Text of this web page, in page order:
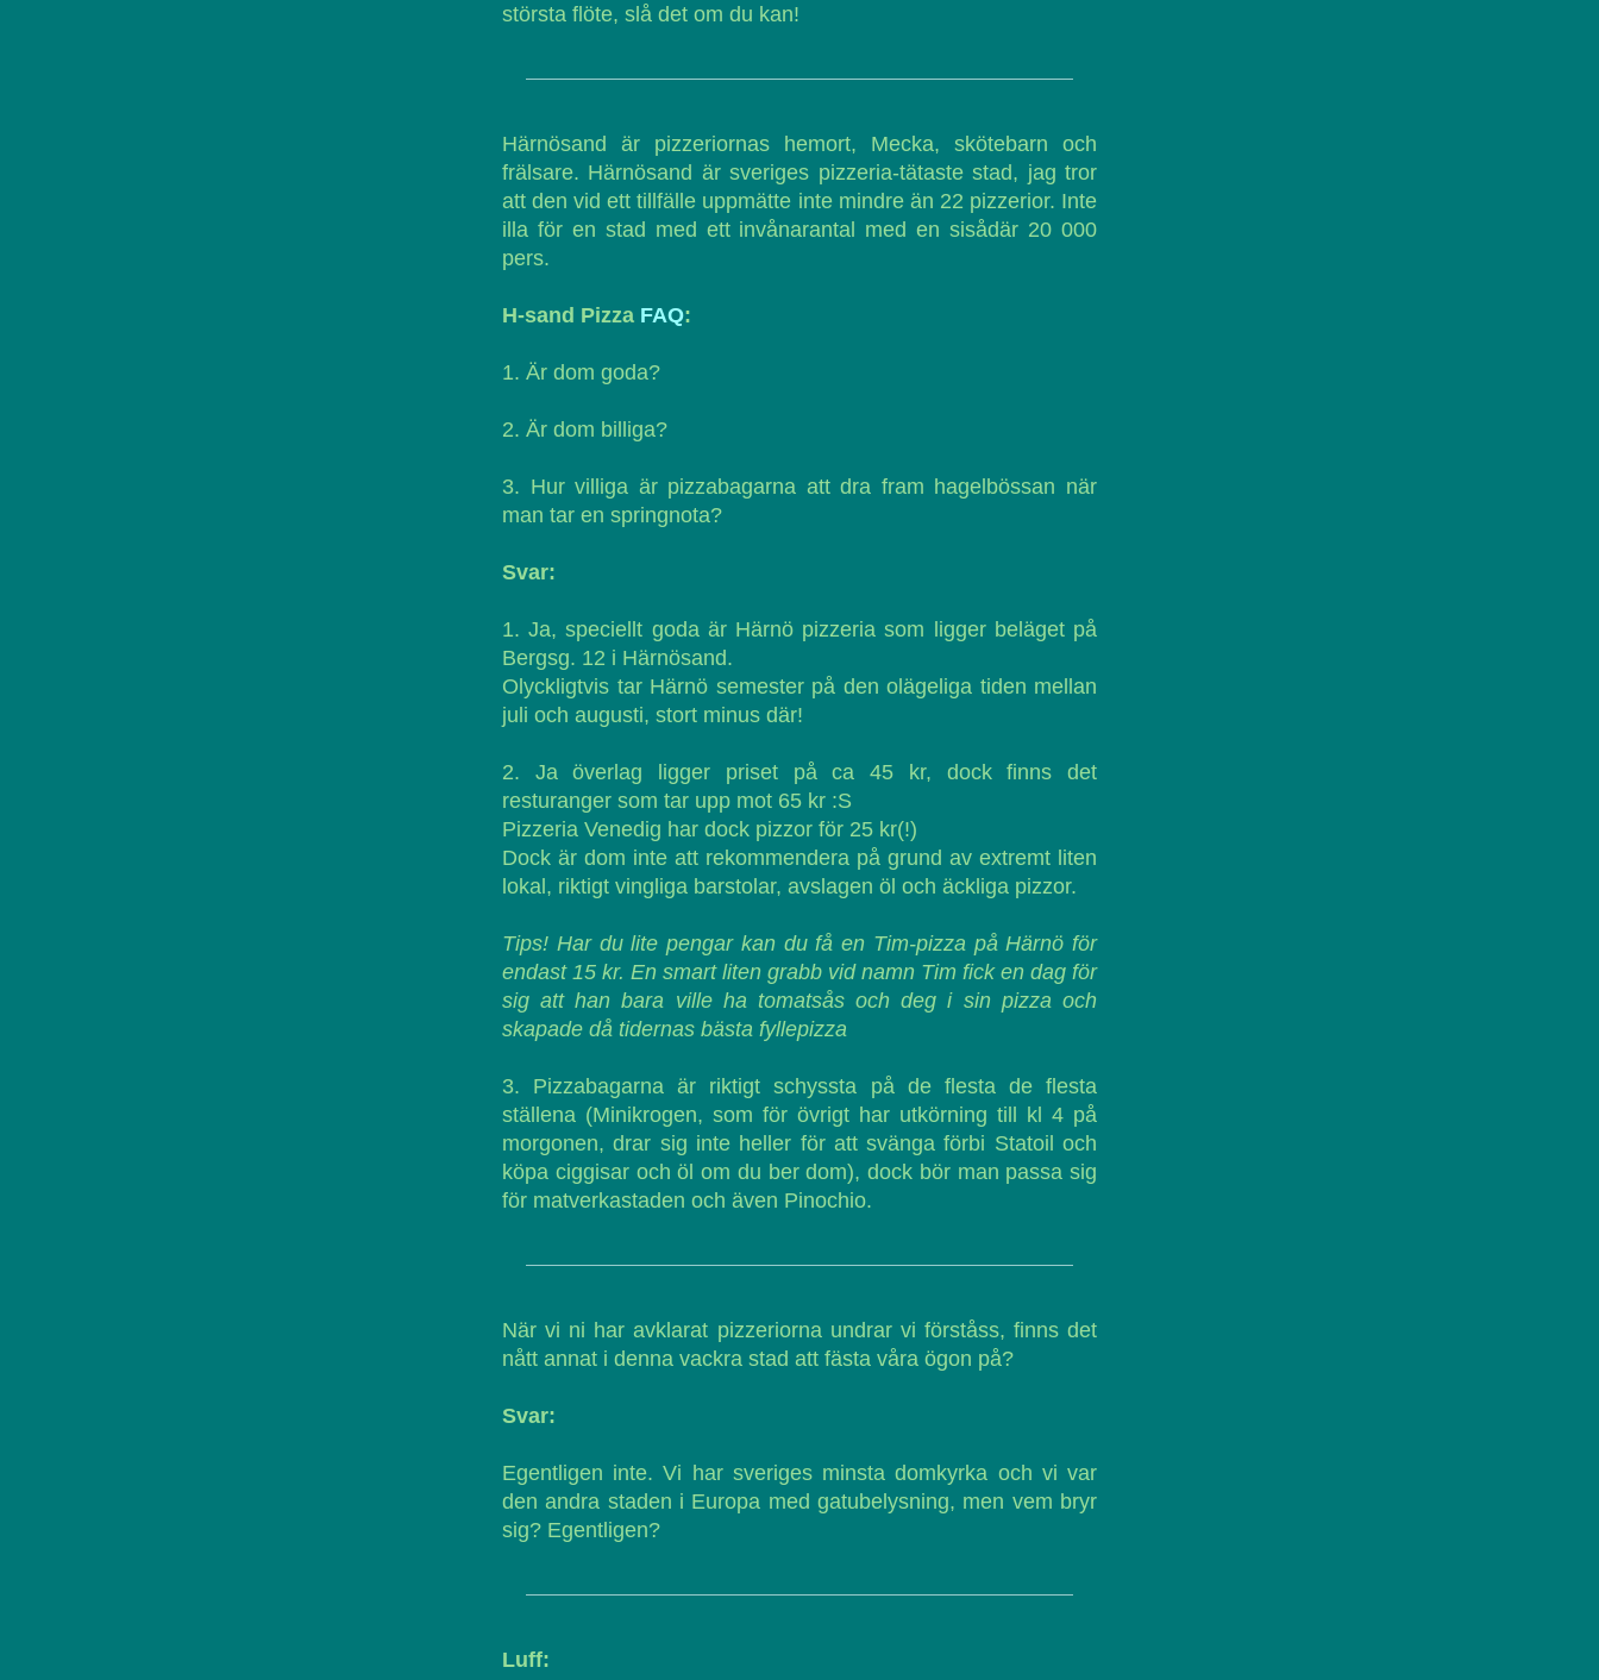
största flöte, slå det om du kan!
Härnösand är pizzeriornas hemort, Mecka, skötebarn och
frälsare. Härnösand är sveriges pizzeria-tätaste stad, jag tror
att den vid ett tillfälle uppmätte inte mindre än 22 pizzerior. Inte
illa för en stad med ett invånarantal med en sisådär 20 000
pers.
H-sand Pizza FAQ:
1. Är dom goda?
2. Är dom billiga?
3. Hur villiga är pizzabagarna att dra fram hagelbössan när
man tar en springnota?
Svar:
1. Ja, speciellt goda är Härnö pizzeria som ligger beläget på
Bergsg. 12 i Härnösand.
Olyckligtvis tar Härnö semester på den olägeliga tiden mellan
juli och augusti, stort minus där!
2. Ja överlag ligger priset på ca 45 kr, dock finns det
resturanger som tar upp mot 65 kr :S
Pizzeria Venedig har dock pizzor för 25 kr(!)
Dock är dom inte att rekommendera på grund av extremt liten
lokal, riktigt vingliga barstolar, avslagen öl och äckliga pizzor.
Tips! Har du lite pengar kan du få en Tim-pizza på Härnö för
endast 15 kr. En smart liten grabb vid namn Tim fick en dag för
sig att han bara ville ha tomatsås och deg i sin pizza och
skapade då tidernas bästa fyllepizza
3. Pizzabagarna är riktigt schyssta på de flesta de flesta
ställena (Minikrogen, som för övrigt har utkörning till kl 4 på
morgonen, drar sig inte heller för att svänga förbi Statoil och
köpa ciggisar och öl om du ber dom), dock bör man passa sig
för matverkastaden och även Pinochio.
När vi ni har avklarat pizzeriorna undrar vi förståss, finns det
nått annat i denna vackra stad att fästa våra ögon på?
Svar:
Egentligen inte. Vi har sveriges minsta domkyrka och vi var
den andra staden i Europa med gatubelysning, men vem bryr
sig? Egentligen?
Luff: